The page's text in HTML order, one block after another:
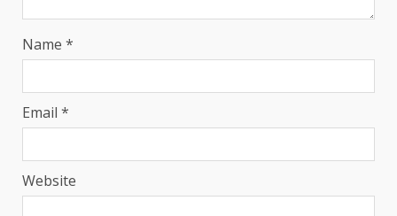
Name *
Email *
Website